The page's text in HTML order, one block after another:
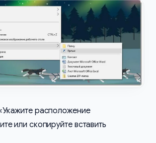
расположение
или скопируйте вставить